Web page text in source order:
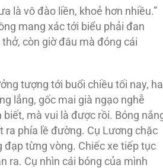
là vô đào liền, khoẻ hơn nhiều.”
mang xác tới biểu phải đan
còn giờ đâu mà đóng cái
tượng tới buổi chiều tối nay,
lẳng, gốc mai già ngạo nghễ
mà vui là được rồi. Bóng
ra phía lề đường. Cụ Lương chặc
đạp từng vòng. Chiếc xe tiếp tục
ra. Cụ nhìn cái bóng của mình